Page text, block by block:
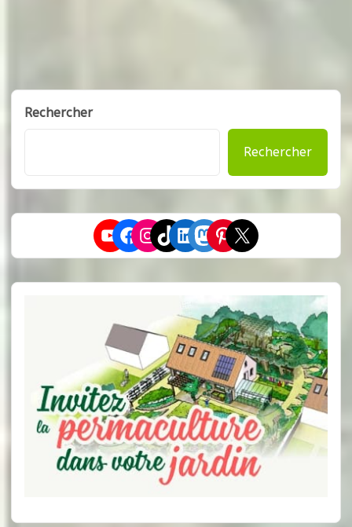
Rechercher
Rechercher
YouTube
Facebook
Instagram
TikTok
LinkedIn
Mastodon
Pinterest
X